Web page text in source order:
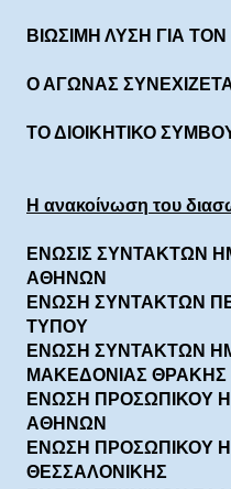
ΒΙΩΣΙΜΗ ΛΥΣΗ ΓΙΑ
Ο ΑΓΩΝΑΣ
ΤΟ ΔΙΟΙΚΗΤΙΚΟ
Η ανακοίνωση του
ΕΝΩΣΙΣ ΣΥΝΤΑΚΤΩΝ
ΑΘΗΝΩΝ
ΕΝΩΣΗ ΣΥΝΤΑΚΤΩΝ
ΤΥΠΟΥ
ΕΝΩΣΗ ΣΥΝΤΑΚΤΩΝ
ΜΑΚΕΔΟΝΙΑΣ ΘΡΑΚΗΣ
ΕΝΩΣΗ ΠΡΟΣΩΠΙΚΟΥ
ΑΘΗΝΩΝ
ΕΝΩΣΗ ΠΡΟΣΩΠΙΚΟΥ
ΘΕΣΣΑΛΟΝΙΚΗΣ